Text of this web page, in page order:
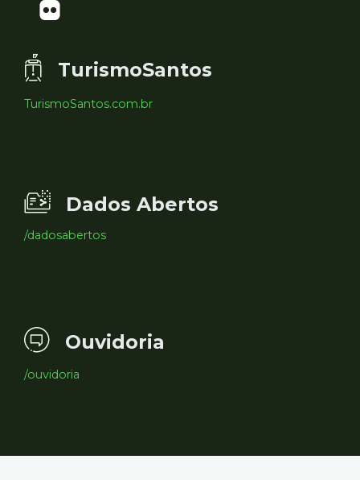
TurismoSantos
TurismoSantos.com.br
Dados Abertos
/dadosabertos
Ouvidoria
/ouvidoria